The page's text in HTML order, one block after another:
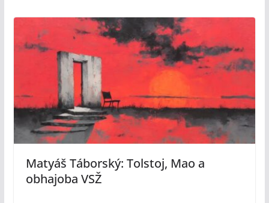
Matyáš Táborský: Tolstoj, Mao a
obhajoba VSŽ